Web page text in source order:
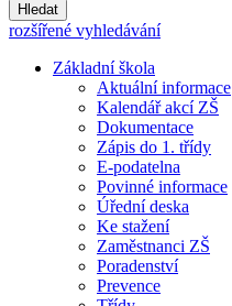
Hledat
rozšířené vyhledávání
Základní škola
Aktuální informace
Kalendář akcí ZŠ
Dokumentace
Zápis do 1. třídy
E-podatelna
Povinné informace
Úřední deska
Ke stažení
Zaměstnanci ZŠ
Poradenství
Prevence